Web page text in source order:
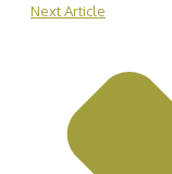
Next Article